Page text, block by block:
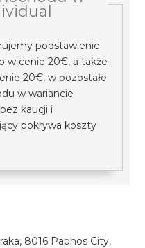
podstawienie
w cenie 20€, a także
20€, w pozostałe
w wariancie
kaucji i
pokrywa koszty
8016 Paphos City,